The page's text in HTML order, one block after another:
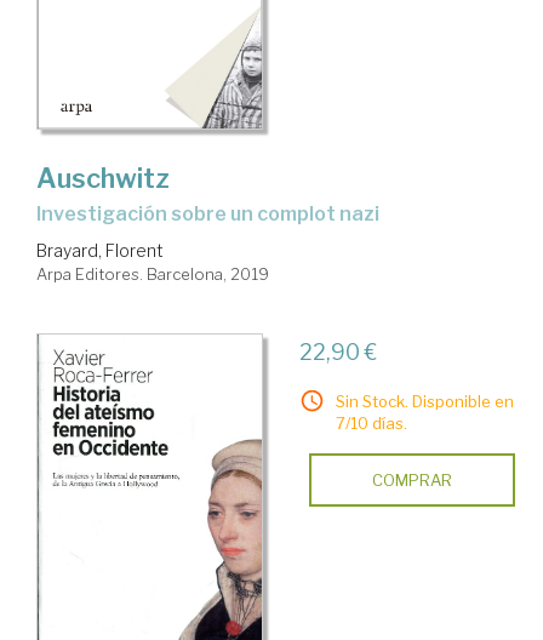
Auschwitz
Investigación sobre un complot nazi
Brayard, Florent
Arpa Editores. Barcelona, 2019
22,90 €
Sin Stock. Disponible en
7/10 días.
COMPRAR